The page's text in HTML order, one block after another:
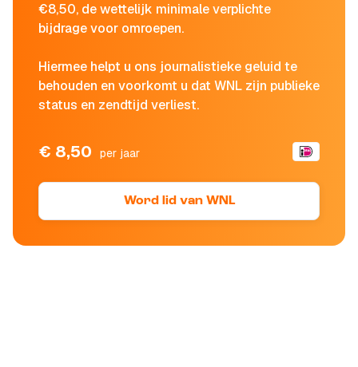
€8,50, de wettelijk minimale verplichte
bijdrage voor omroepen.
Hiermee helpt u ons journalistieke geluid te
behouden en voorkomt u dat WNL zijn publieke
status en zendtijd verliest.
€ 8,50 per jaar
Word lid van WNL